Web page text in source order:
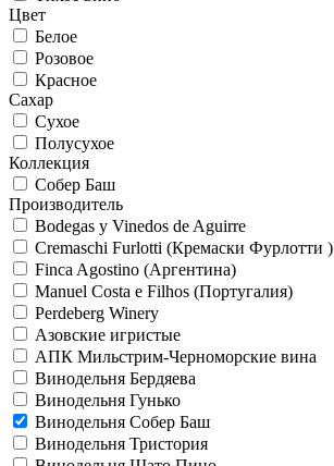
Цвет
Белое
Розовое
Красное
Сахар
Сухое
Полусухое
Коллекция
Собер Баш
Производитель
Bodegas y Vinedos de Aguirre
Cremaschi Furlotti (Кремаски Фурлотти )
Finca Agostino (Аргентина)
Manuel Costa e Filhos (Португалия)
Perdeberg Winery
Азовские игристые
АПК Мильстрим-Черноморские вина
Винодельня Бердяева
Винодельня Гунько
Винодельня Собер Баш
Винодельня Тристория